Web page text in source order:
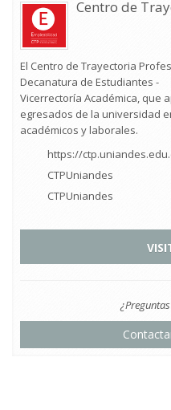
Centro de
El Centro de Trayectoria
Decanatura de Estudiantes -
Vicerrectoría Académica, que
egresados de la universidad
académicos y laborales.
https://
CTPUniandes
CTPUniandes